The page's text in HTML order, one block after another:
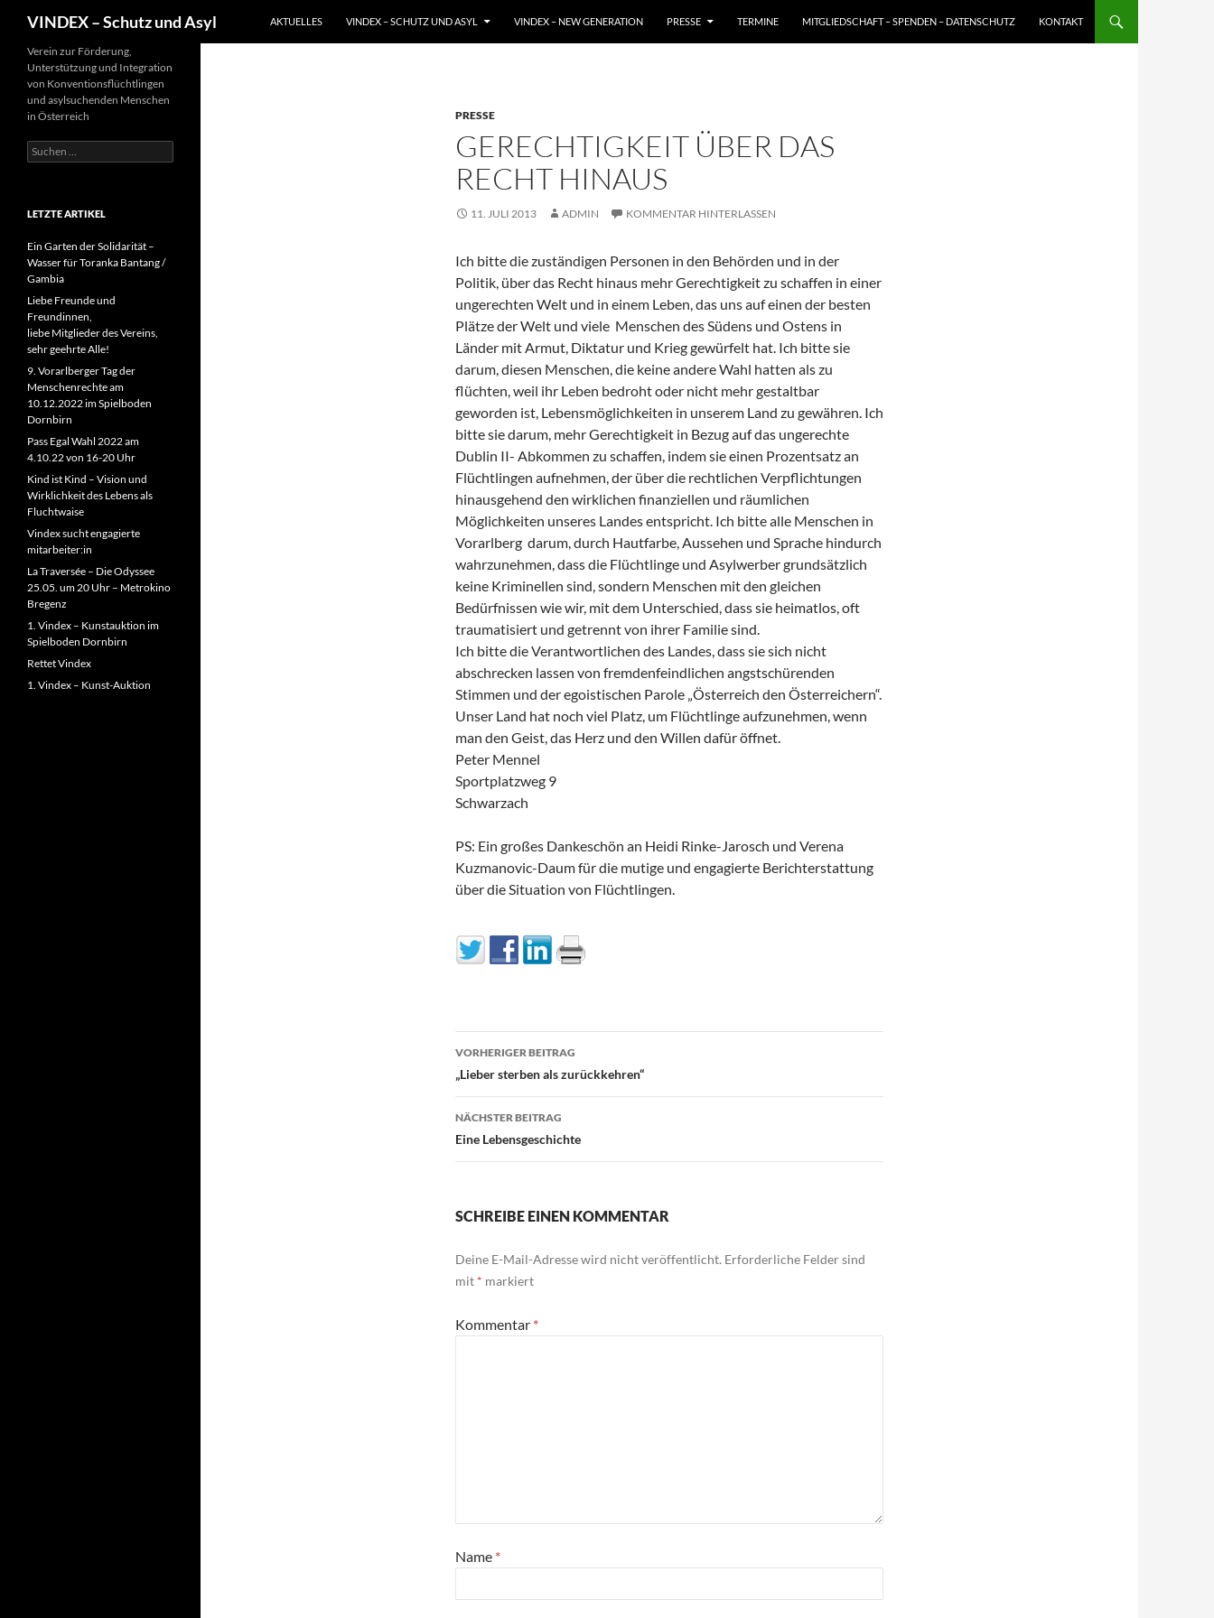
Zum
Inhalt
springen
VINDEX – Schutz und Asyl AKTUELLES VINDEX – SCHUTZ UND ASYL VINDEX – NEW GENERATION PRESSE TERMINE MITGLIEDSCHAFT – SPENDEN – DATENSCHUTZ KONTAKT
PRESSE
GERECHTIGKEIT ÜBER DAS
RECHT HINAUS
11. JULI 2013 ADMIN KOMMENTAR HINTERLASSEN
Ich bitte die zuständigen Personen in den Behörden und in der
Politik, über das Recht hinaus mehr Gerechtigkeit zu schaffen in einer
ungerechten Welt und in einem Leben, das uns auf einen der besten
Plätze der Welt und viele Menschen des Südens und Ostens in
Länder mit Armut, Diktatur und Krieg gewürfelt hat. Ich bitte sie
darum, diesen Menschen, die keine andere Wahl hatten als zu
flüchten, weil ihr Leben bedroht oder nicht mehr gestaltbar
geworden ist, Lebensmöglichkeiten in unserem Land zu gewähren. Ich
bitte sie darum, mehr Gerechtigkeit in Bezug auf das ungerechte
Dublin II- Abkommen zu schaffen, indem sie einen Prozentsatz an
Flüchtlingen aufnehmen, der über die rechtlichen Verpflichtungen
hinausgehend den wirklichen finanziellen und räumlichen
Möglichkeiten unseres Landes entspricht. Ich bitte alle Menschen in
Vorarlberg darum, durch Hautfarbe, Aussehen und Sprache hindurch
wahrzunehmen, dass die Flüchtlinge und Asylwerber grundsätzlich
keine Kriminellen sind, sondern Menschen mit den gleichen
Bedürfnissen wie wir, mit dem Unterschied, dass sie heimatlos, oft
traumatisiert und getrennt von ihrer Familie sind.
Ich bitte die Verantwortlichen des Landes, dass sie sich nicht
abschrecken lassen von fremdenfeindlichen angstschürenden
Stimmen und der egoistischen Parole „Österreich den Österreichern“.
Unser Land hat noch viel Platz, um Flüchtlinge aufzunehmen, wenn
man den Geist, das Herz und den Willen dafür öffnet.
Peter Mennel
Sportplatzweg 9
Schwarzach
PS: Ein großes Dankeschön an Heidi Rinke-Jarosch und Verena
Kuzmanovic-Daum für die mutige und engagierte Berichterstattung
über die Situation von Flüchtlingen.
Beitragsnavigation
VORHERIGER BEITRAG
„Lieber sterben als zurückkehren“
NÄCHSTER BEITRAG
Eine Lebensgeschichte
SCHREIBE EINEN KOMMENTAR
Deine E-Mail-Adresse wird nicht veröffentlicht. Erforderliche Felder sind
mit * markiert
Kommentar *
Name *
Verein zur Förderung,
Unterstützung und Integration
von Konventionsflüchtlingen
und asylsuchenden Menschen
in Österreich
Suchen
nach:
LETZTE ARTIKEL
Ein Garten der Solidarität –
Wasser für Toranka Bantang /
Gambia
Liebe Freunde und
Freundinnen,
liebe Mitglieder des Vereins,
sehr geehrte Alle!
9. Vorarlberger Tag der
Menschenrechte am
10.12.2022 im Spielboden
Dornbirn
Pass Egal Wahl 2022 am
4.10.22 von 16-20 Uhr
Kind ist Kind – Vision und
Wirklichkeit des Lebens als
Fluchtwaise
Vindex sucht engagierte
mitarbeiter:in
La Traversée – Die Odyssee
25.05. um 20 Uhr – Metrokino
Bregenz
1. Vindex – Kunstauktion im
Spielboden Dornbirn
Rettet Vindex
1. Vindex – Kunst-Auktion